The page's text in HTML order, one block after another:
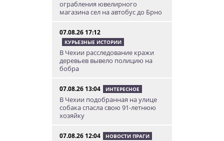
ограбления ювелирного
магазина сел на автобус до Брно
07.08.26 17:12
КУРЬЕЗНЫЕ ИСТОРИИ
В Чехии расследование кражи
деревьев вывело полицию на
бобра
07.08.26 13:04 ИНТЕРЕСНОЕ
В Чехии подобранная на улице
собака спасла свою 91-летнюю
хозяйку
07.08.26 12:04 НОВОСТИ ПРАГИ